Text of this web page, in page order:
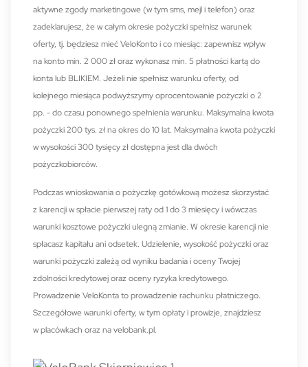
aktywne zgody marketingowe (w tym sms, mejl i telefon) oraz
zadeklarujesz, że w całym okresie pożyczki spełnisz warunek
oferty, tj. będziesz mieć VeloKonto i co miesiąc: zapewnisz wpływ
na konto min. 2 000 zł oraz wykonasz min. 5 płatności kartą do
konta lub BLIKIEM. Jeżeli nie spełnisz warunku oferty, od
kolejnego miesiąca podwyższymy oprocentowanie pożyczki o 2
pp. - do czasu ponownego spełnienia warunku. Maksymalna kwota
pożyczki 200 tys. zł na okres do 10 lat. Maksymalna kwota pożyczki
w wysokości 300 tysięcy zł dostępna jest dla dwóch
pożyczkobiorców.
Podczas wnioskowania o pożyczkę gotówkową możesz skorzystać
z karencji w spłacie pierwszej raty od 1 do 3 miesięcy i wówczas
warunki kosztowe pożyczki ulegną zmianie. W okresie karencji nie
spłacasz kapitału ani odsetek. Udzielenie, wysokość pożyczki oraz
warunki pożyczki zależą od wyniku badania i oceny Twojej
zdolności kredytowej oraz oceny ryzyka kredytowego.
Prowadzenie VeloKonta to prowadzenie rachunku płatniczego.
Szczegółowe warunki oferty, w tym opłaty i prowizje, znajdziesz
w placówkach oraz na velobank.pl.